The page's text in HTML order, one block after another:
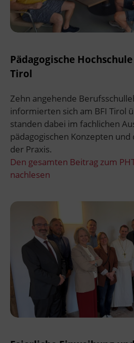
Pädagogische
Tirol
Zehn angehende
informierten sich am BFI Tirol
standen dabei im fachlichen
pädagogischen Konzepten
der Praxis.
Den gesamten Beitrag zum
nachlesen